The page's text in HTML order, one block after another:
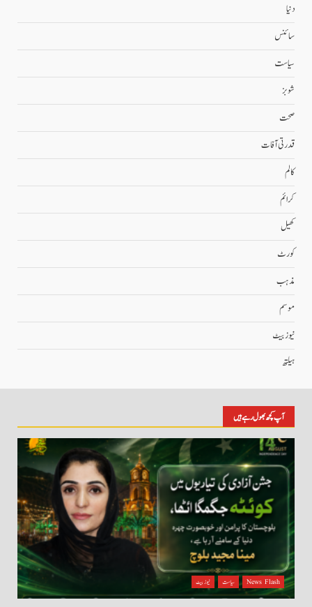
دنیا
سائنس
سیاست
شوبز
صحت
قدرتی آفات
کالم
کرائم
کھیل
کورٹ
مذہب
موسم
نیوز بیٹ
ہیلتھ
آپ کچھ بھول رہے ہیں
News Flash سیاست نیوز بیٹ